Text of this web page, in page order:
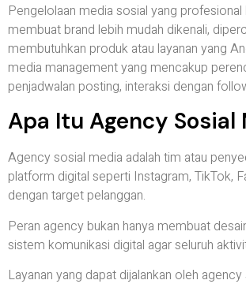
Pengelolaan media sosial yang
membuat brand lebih mudah dikenali,
membutuhkan produk atau layanan yang
media management yang mencakup
penjadwalan posting, interaksi dengan
Apa Itu Agency Sosial
Agency sosial media adalah tim atau
platform digital seperti Instagram, TikTok,
dengan target pelanggan.
Peran agency bukan hanya membuat
sistem komunikasi digital agar seluruh
Layanan yang dapat dijalankan oleh